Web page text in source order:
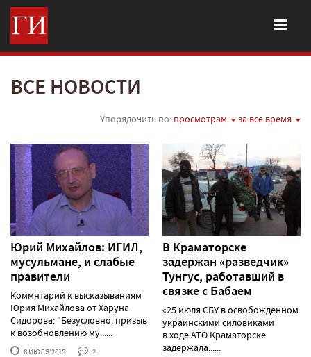
ВСЕ НОВОСТИ
Упорядочить по: просмотрам за все время
Юрий Михайлов: ИГИЛ,
мусульмане, и слабые
правители
Коммнтарий к высказываниям
Юрия Михайлова от Харуна
Сидорова: "Безусловно, призыв
к возобновлению му......
8 ИЮЛЯ'2015 2
В Краматорске
задержан «разведчик»
Тунгус, работавший в
связке с Бабаем
«25 июля СБУ в освобожденном
украинскими силовиками
в ходе АТО Краматорске
задержала......